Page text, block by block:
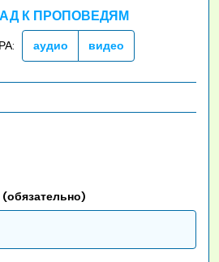
К ПРОПОВЕДЯМ
аудио видео